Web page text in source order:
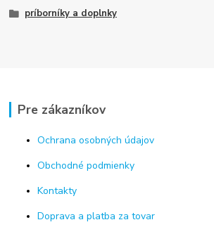
príborníky a doplnky
Pre zákazníkov
Ochrana osobných údajov
Obchodné podmienky
Kontakty
Doprava a platba za tovar